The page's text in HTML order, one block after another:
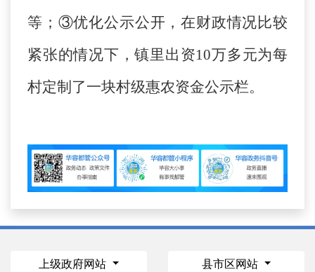
等；③优化公示公开，在财政情况比较
紧张的情况下，镇里出资10万多元为每
村定制了一块村级惠农资金公示栏。
上级政府网站 县市区网站